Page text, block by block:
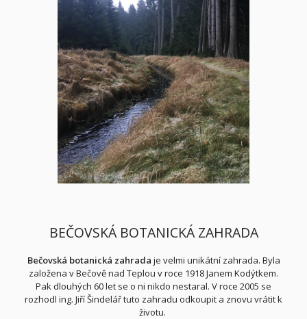
BEČOVSKÁ BOTANICKÁ ZAHRADA
Bečovská botanická zahrada je velmi unikátní zahrada. Byla
založena v Bečově nad Teplou v roce 1918 Janem Kodýtkem.
Pak dlouhých 60 let se o ni nikdo nestaral. V roce 2005 se
rozhodl ing. Jiří Šindelářtuto zahradu odkoupit a znovu vrátit k
životu.